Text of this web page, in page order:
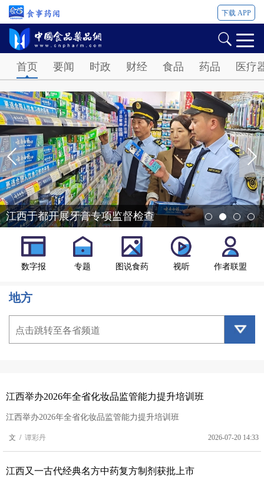
下载 APP
首页 要闻 时政 财经 食品 药品 医疗
江西于都开展牙膏专项监督检查
数字报 专题 图说食药 视听 作者联盟
地方
点击跳转至各省频道
江西举办2026年全省化妆品监管能力提升培训班
江西举办2026年全省化妆品监管能力提升培训班
文 / 谭彩丹 2026-07-20 14:33
江西又一古代经典名方中药复方制剂获批上市